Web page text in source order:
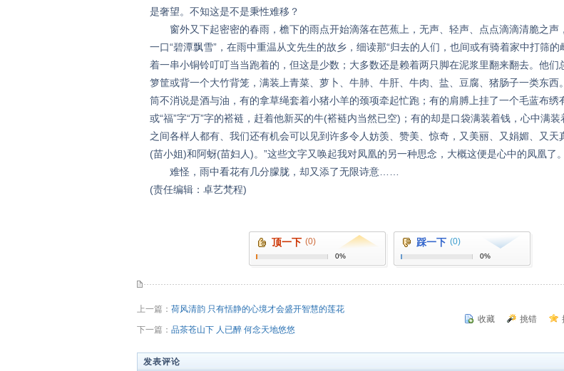
是奢望。不知这是不是秉性难移？
窗外又下起密密的春雨，檐下的雨点开始滴落在芭蕉上，无声、轻声、点点滴滴清脆之声
一口“碧潭飘雪”，在雨中重温从文先生的故乡，细读那“归去的人们，也间或有骑着家中打筛的
着一串小铜铃叮叮当当跑着的，但这是少数；大多数还是赖着两只脚在泥浆里翻来翻去。他们
箩筐或背一个大竹背笼，满装上青菜、萝卜、牛肺、牛肝、牛肉、盐、豆腐、猪肠子一类东西
筒不消说是酒与油，有的拿草绳套着小猪小羊的颈项牵起忙跑；有的肩膊上挂了一个毛蓝布绣
或“福”字“万”字的褡裢，赶着他新买的牛(褡裢内当然已空)；有的却是口袋满装着钱，心中满
之间各样人都有、我们还有机会可以见到许多令人妨羡、赞美、惊奇，又美丽、又娟媚、又天
(苗小姐)和阿蚜(苗妇人)。”这些文字又唤起我对凤凰的另一种思念，大概这便是心中的凤凰了。
难怪，雨中看花有几分朦胧，却又添了无限诗意……
(责任编辑：卓艺梵程)
顶一下 (0)
0%
踩一下 (0)
0%
上一篇： 荷风清韵 只有恬静的心境才会盛开智慧的莲花
下一篇： 品茶苍山下 人已醉 何念天地悠悠
收藏 挑错
发表评论